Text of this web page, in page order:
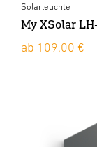
Solarleuchte
My XSolar
ab 109,00 €